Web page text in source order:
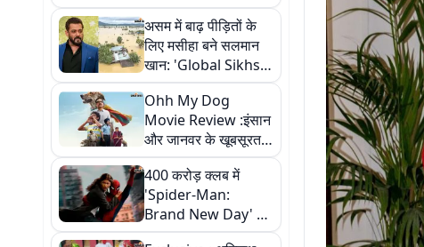
लेकर गुरु दत्त तक का
जलवा
असम में बाढ़ पीड़ितों के
लिए मसीहा बने सलमान
खान: 'Global Sikhs'
संग शुरू की 'आशियाना'
पहल, बेघरों को मिलेंगे
शेल्टर
Ohh My Dog
Movie Review :इंसान
और जानवर के खूबसूरत
रिश्ते की कहानी में
"ऑस्कर"है स्टार
400 करोड़ क्लब में
'Spider-Man:
Brand New Day' की
एंट्री, 'Border 2' को